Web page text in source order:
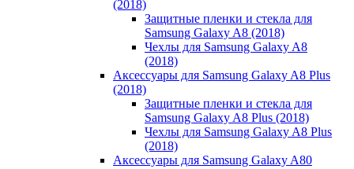
(2018)
Защитные пленки и стекла для
Samsung Galaxy A8 (2018)
Чехлы для Samsung Galaxy A8
(2018)
Аксессуары для Samsung Galaxy A8 Plus
(2018)
Защитные пленки и стекла для
Samsung Galaxy A8 Plus (2018)
Чехлы для Samsung Galaxy A8 Plus
(2018)
Аксессуары для Samsung Galaxy A80